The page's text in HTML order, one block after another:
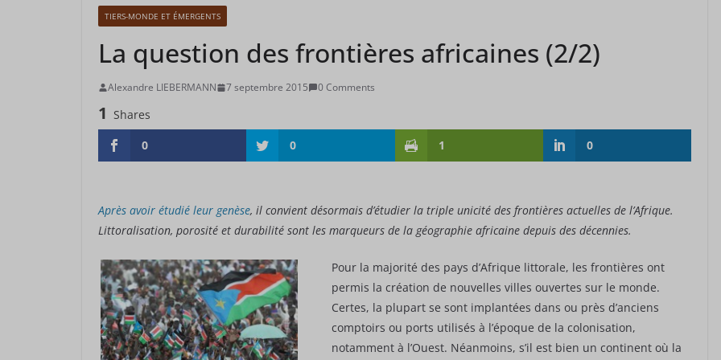
TIERS-MONDE ET ÉMERGENTS
La question des frontières africaines (2/2)
Alexandre LIEBERMANN 7 septembre 2015 0 Comments
1 Shares
0
0 1 0
Après avoir étudié leur genèse, il convient désormais d’étudier la triple unicité des frontières actuelles de l’Afrique.
Littoralisation, porosité et durabilité sont les marqueurs de la géographie africaine depuis des décennies.
Pour la majorité des pays d’Afrique littorale, les frontières ont
permis la création de nouvelles villes ouvertes sur le monde.
Certes, la plupart se sont implantées dans ou près d’anciens
comptoirs ou ports utilisés à l’époque de la colonisation,
notamment à l’Ouest. Néanmoins, s’il est bien un continent où la